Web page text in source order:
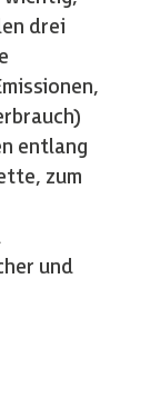
drei
entlang
zum
und